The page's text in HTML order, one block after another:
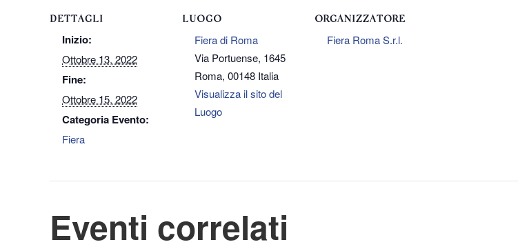
DETTAGLI
Inizio:
Ottobre 13, 2022
Fine:
Ottobre 15, 2022
Categoria Evento:
Fiera
LUOGO
Fiera di Roma
Via Portuense, 1645
Roma, 00148 Italia
Visualizza il sito del
Luogo
ORGANIZZATORE
Fiera Roma S.r.l.
Eventi correlati